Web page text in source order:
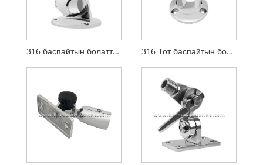
316 баспайтын болаттан жасалған теңіз дөңгелек антеннасының негізі 316 Тот баспайтын болаттан жасалған теңіз антеннасының негізі жіп басы